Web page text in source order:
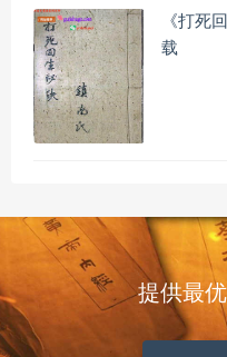
《打死
载
提供最